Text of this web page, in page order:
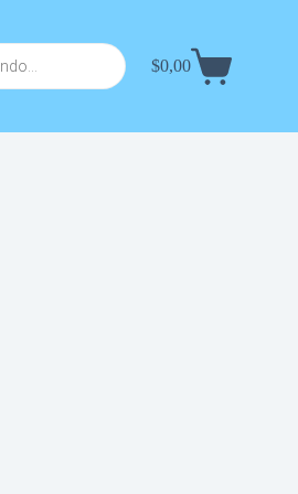
Carrito
$0,00